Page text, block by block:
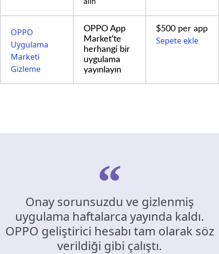
OPPO
Uygulama
Marketi
Gizleme
OPPO App
Market'te
herhangi bir
uygulama
yayınlayın
$500 per app
Sepete ekle
Onay sorunsuzdu ve gizlenmiş
uygulama haftalarca yayında kaldı.
OPPO geliştirici hesabı tam olarak söz
verildiği gibi çalıştı.